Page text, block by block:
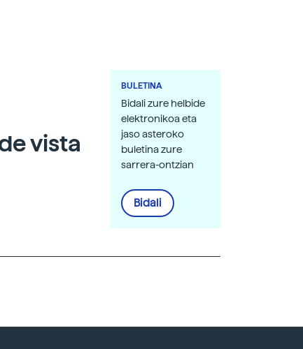
vista
BULETINA
Bidali zure helbide
elektronikoa eta
jaso asteroko
buletina zure
sarrera-ontzian
Bidali